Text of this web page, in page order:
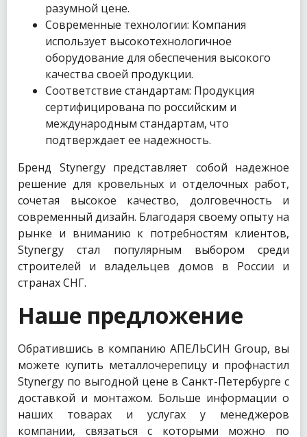
разумной цене.
Современные технологии: Компания
использует высокотехнологичное
оборудование для обеспечения высокого
качества своей продукции.
Соответствие стандартам: Продукция
сертифицирована по российским и
международным стандартам, что
подтверждает ее надежность.
Бренд Stynergy представляет собой надежное
решение для кровельных и отделочных работ,
сочетая высокое качество, долговечность и
современный дизайн. Благодаря своему опыту на
рынке и вниманию к потребностям клиентов,
Stynergy стал популярным выбором среди
строителей и владельцев домов в России и
странах СНГ.
Наше предложение
Обратившись в компанию АПЕЛЬСИН Group, вы
можете купить металлочерепицу и профнастил
Stynergy по выгодной цене в Санкт-Петербурге с
доставкой и монтажом. Больше информации о
наших товарах и услугах у менеджеров
компании, связаться с которыми можно по